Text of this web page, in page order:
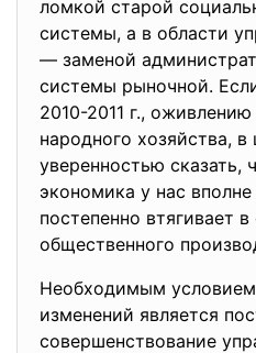
ломкой старой
системы, а в области
— заменой
системы рыночной.
2010-2011 г.,
народного хозяйства,
уверенностью сказать,
экономика у нас
постепенно втягивает
общественного
Необходимым условием
изменений является
совершенствование